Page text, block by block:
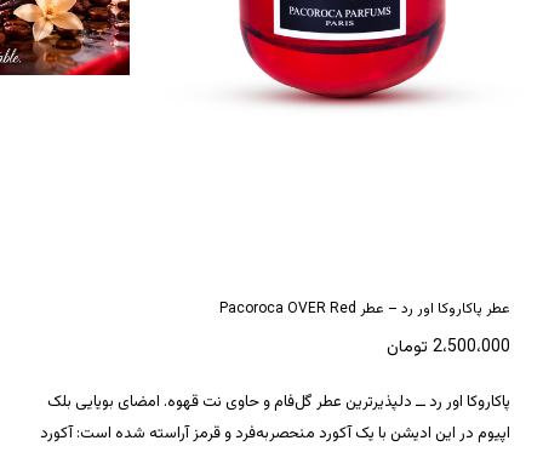
عطر پاکاروکا اور رد – عطر Pacoroca OVER Red
2،500،000 تومان
پاکاروکا اور رد ــ دلپذیرترین عطر گل‌فام و حاوی نت قهوه. امضای بویایی بلک
اپیوم در این ادیشن با یک آکورد منحصربه‌فرد و قرمز آراسته شده است: آکورد